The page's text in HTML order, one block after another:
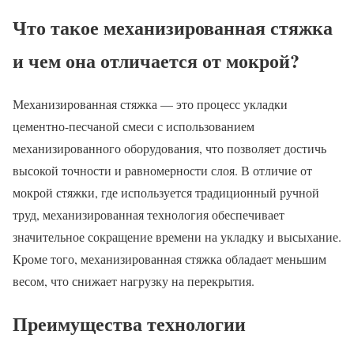
Что такое механизированная стяжка
и чем она отличается от мокрой?
Механизированная стяжка — это процесс укладки
цементно-песчаной смеси с использованием
механизированного оборудования, что позволяет достичь
высокой точности и равномерности слоя. В отличие от
мокрой стяжки, где используется традиционный ручной
труд, механизированная технология обеспечивает
значительное сокращение времени на укладку и высыхание.
Кроме того, механизированная стяжка обладает меньшим
весом, что снижает нагрузку на перекрытия.
Преимущества технологии